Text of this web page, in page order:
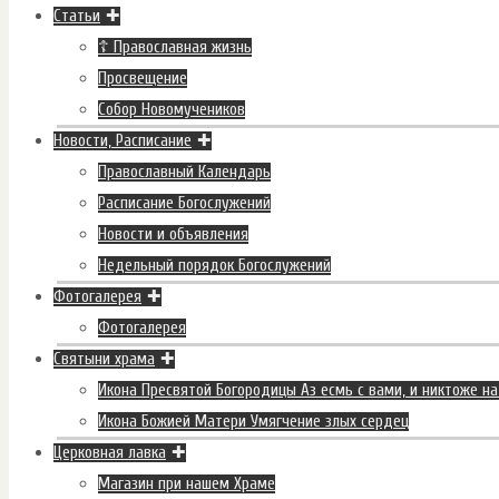
Статьи
☦ Православная жизнь
Просвещение
Собор Новомучеников
Новости, Расписание
Православный Календарь
Расписание Богослужений
Новости и объявления
Недельный порядок Богослужений
Фотогалерея
Фотогалерея
Святыни храма
Икона Пресвятой Богородицы Аз есмь с вами, и никтоже
Икона Божией Матери Умягчение злых сердец
Церковная лавка
Магазин при нашем Храме